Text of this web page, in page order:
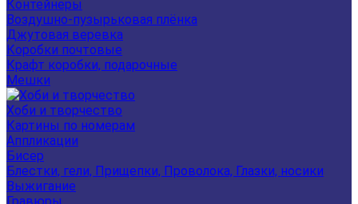
Контейнеры
Воздушно-пузырьковая плёнка
Джутовая веревка
Коробки почтовые
Крафт коробки, подарочные
Мешки
Хоби и творчество
Картины по номерам
Аппликации
Бисер
Блестки, гели, Прищепки, Проволока, Глазки, носики
Выжигание